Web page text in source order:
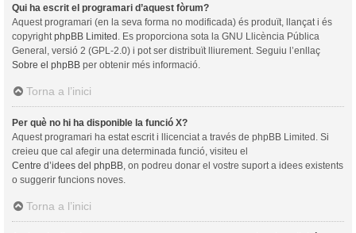
Qui ha escrit el programari d’aquest fòrum?
Aquest programari (en la seva forma no modificada) és produït, llançat i és
copyright phpBB Limited . Es proporciona sota la GNU Llicència Pública
General, versió 2 (GPL-2.0) i pot ser distribuït lliurement. Seguiu l’enllaç
Sobre el phpBB per obtenir més informació.
Torna a l’inici
Per què no hi ha disponible la funció X?
Aquest programari ha estat escrit i llicenciat a través de phpBB Limited. Si
creieu que cal afegir una determinada funció, visiteu el
Centre d’idees del phpBB , on podreu donar el vostre suport a idees existents
o suggerir funcions noves.
Torna a l’inici